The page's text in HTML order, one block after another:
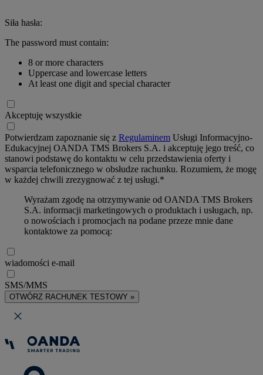
Siła hasła:
The password must contain:
8 or more characters
Uppercase and lowercase letters
At least one digit and special character
Akceptuję wszystkie
Potwierdzam zapoznanie się z Regulaminem Usługi Informacyjno-
Edukacyjnej OANDA TMS Brokers S.A. i akceptuję jego treść, co
stanowi podstawę do kontaktu w celu przedstawienia oferty i
wsparcia telefonicznego w obsłudze rachunku. Rozumiem, że mogę
w każdej chwili zrezygnować z tej usługi.*
Wyrażam zgodę na otrzymywanie od OANDA TMS Brokers
S.A. informacji marketingowych o produktach i usługach, np.
o nowościach i promocjach na podane przeze mnie dane
kontaktowe za pomocą:
wiadomości e-mail
SMS/MMS
OTWÓRZ RACHUNEK TESTOWY »